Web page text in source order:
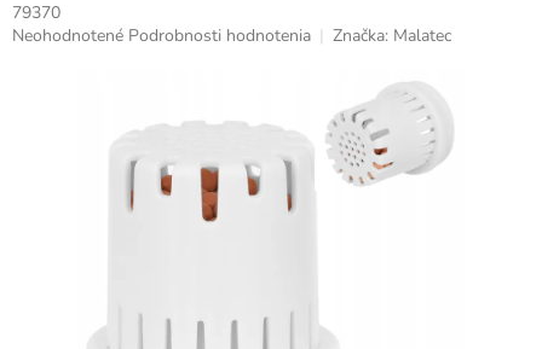
79370
Priemerné
Neohodnotené Podrobnosti hodnotenia Značka: Malatec